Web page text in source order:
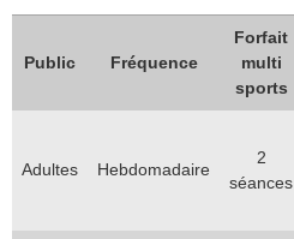
Public Fréquence
Forfait
multi
sports
Adultes Hebdomadaire
2
séances